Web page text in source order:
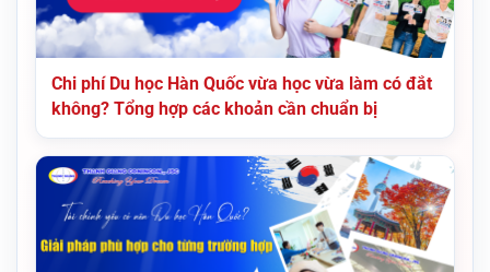
Chi phí Du học Hàn Quốc vừa học vừa làm có đắt
không? Tổng hợp các khoản cần chuẩn bị